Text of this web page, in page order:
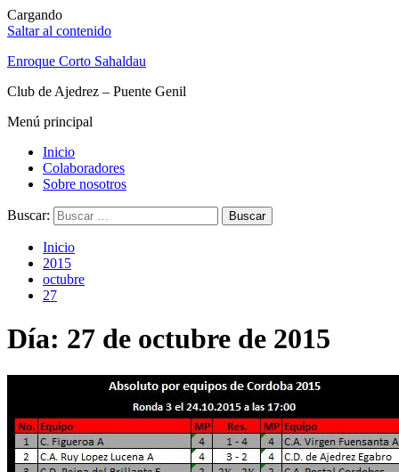
Cargando
Saltar al contenido
Enroque Corto Sahaldau
Club de Ajedrez – Puente Genil
Menú principal
Inicio
Colaboradores
Sobre nosotros
Buscar:
Inicio
2015
octubre
27
Día: 27 de octubre de 2015